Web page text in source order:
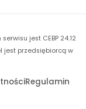
jest CEBP 24.12
jest przedsiębiorcą w
Regulamin